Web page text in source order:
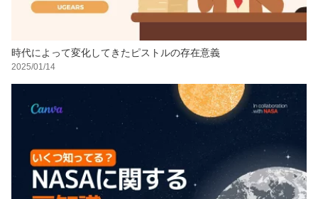
時代によって変化してきたピストルの存在意義
2025/01/14